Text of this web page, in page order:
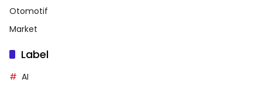
Otomotif
Market
Label
AI